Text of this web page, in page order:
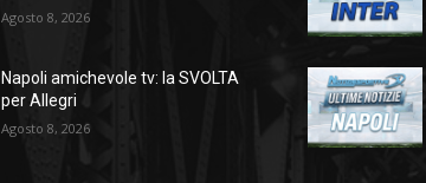
Agosto 8, 2026
Napoli amichevole tv: la SVOLTA
per Allegri
Agosto 8, 2026